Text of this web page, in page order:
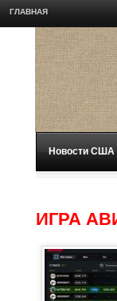
ГЛАВНАЯ
Новости США
ИГРА